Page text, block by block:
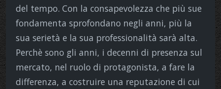
del tempo. Con la consapevolezza che più sue
fondamenta sprofondano negli anni, più la
sua serietà e la sua professionalità sarà alta.
Perchè sono gli anni, i decenni di presenza sul
mercato, nel ruolo di protagonista, a fare la
differenza, a costruire una reputazione di cui